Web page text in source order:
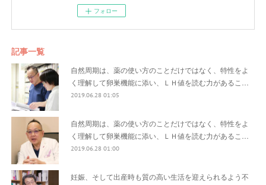
フォロー
記事一覧
自然周期は、薬の使い方のことだけではなく、特性をよ
く理解して卵巣機能に添い、ＬＨ値を読む力があるこ…
2019.06.28 01:05
自然周期は、薬の使い方のことだけではなく、特性をよ
く理解して卵巣機能に添い、ＬＨ値を読む力があるこ…
2019.06.28 01:00
妊娠、そして出産時も質の高い生活を迎えられるよう不